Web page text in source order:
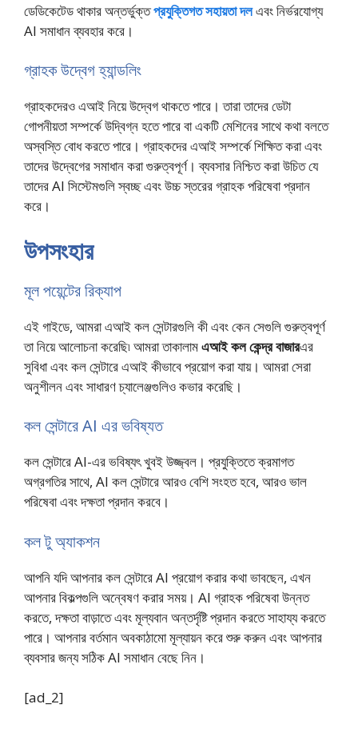
ডেডিকেটেড থাকার অন্তর্ভুক্তপ্রযুক্তিগত সহায়তা দলএবং নির্ভরযোগ্য
AI সমাধান ব্যবহার করে।
গ্রাহক উদ্বেগ হ্যান্ডলিং
গ্রাহকদেরও এআই নিয়ে উদ্বেগ থাকতে পারে। তারা তাদের ডেটা
গোপনীয়তা সম্পর্কে উদ্বিগ্ন হতে পারে বা একটি মেশিনের সাথে কথা বলতে
অস্বস্তি বোধ করতে পারে। গ্রাহকদের এআই সম্পর্কে শিক্ষিত করা এবং
তাদের উদ্বেগের সমাধান করা গুরুত্বপূর্ণ। ব্যবসার নিশ্চিত করা উচিত যে
তাদের AI সিস্টেমগুলি স্বচ্ছ এবং উচ্চ স্তরের গ্রাহক পরিষেবা প্রদান
করে।
উপসংহার
মূল পয়েন্টের রিক্যাপ
এই গাইডে, আমরা এআই কল সেন্টারগুলি কী এবং কেন সেগুলি গুরুত্বপূর্ণ
তা নিয়ে আলোচনা করেছি৷ আমরা তাকালামএআই কলকেন্দ্র বাজারএর
সুবিধা এবং কল সেন্টারে এআই কীভাবে প্রয়োগ করা যায়। আমরা সেরা
অনুশীলন এবং সাধারণ চ্যালেঞ্জগুলিও কভার করেছি।
কল সেন্টারে AI এর ভবিষ্যত
কল সেন্টারে AI-এর ভবিষ্যৎ খুবই উজ্জ্বল। প্রযুক্তিতে ক্রমাগত
অগ্রগতির সাথে, AI কল সেন্টারে আরও বেশি সংহত হবে, আরও ভাল
পরিষেবা এবং দক্ষতা প্রদান করবে।
কল টু অ্যাকশন
আপনি যদি আপনার কল সেন্টারে AI প্রয়োগ করার কথা ভাবছেন, এখন
আপনার বিকল্পগুলি অন্বেষণ করার সময়। AI গ্রাহক পরিষেবা উন্নত
করতে, দক্ষতা বাড়াতে এবং মূল্যবান অন্তর্দৃষ্টি প্রদান করতে সাহায্য করতে
পারে। আপনার বর্তমান অবকাঠামো মূল্যায়ন করে শুরু করুন এবং আপনার
ব্যবসার জন্য সঠিক AI সমাধান বেছে নিন।
[ad_2]